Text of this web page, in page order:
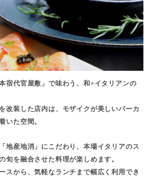
宿代官屋敷」で味わう、和×イタリアンの
改装した店内は、モザイクが美しいバーカ
いた空間。
地産地消」にこだわり、本場イタリアのス
旬を融合させた料理が楽しめます。
スから、気軽なランチまで幅広く利用でき